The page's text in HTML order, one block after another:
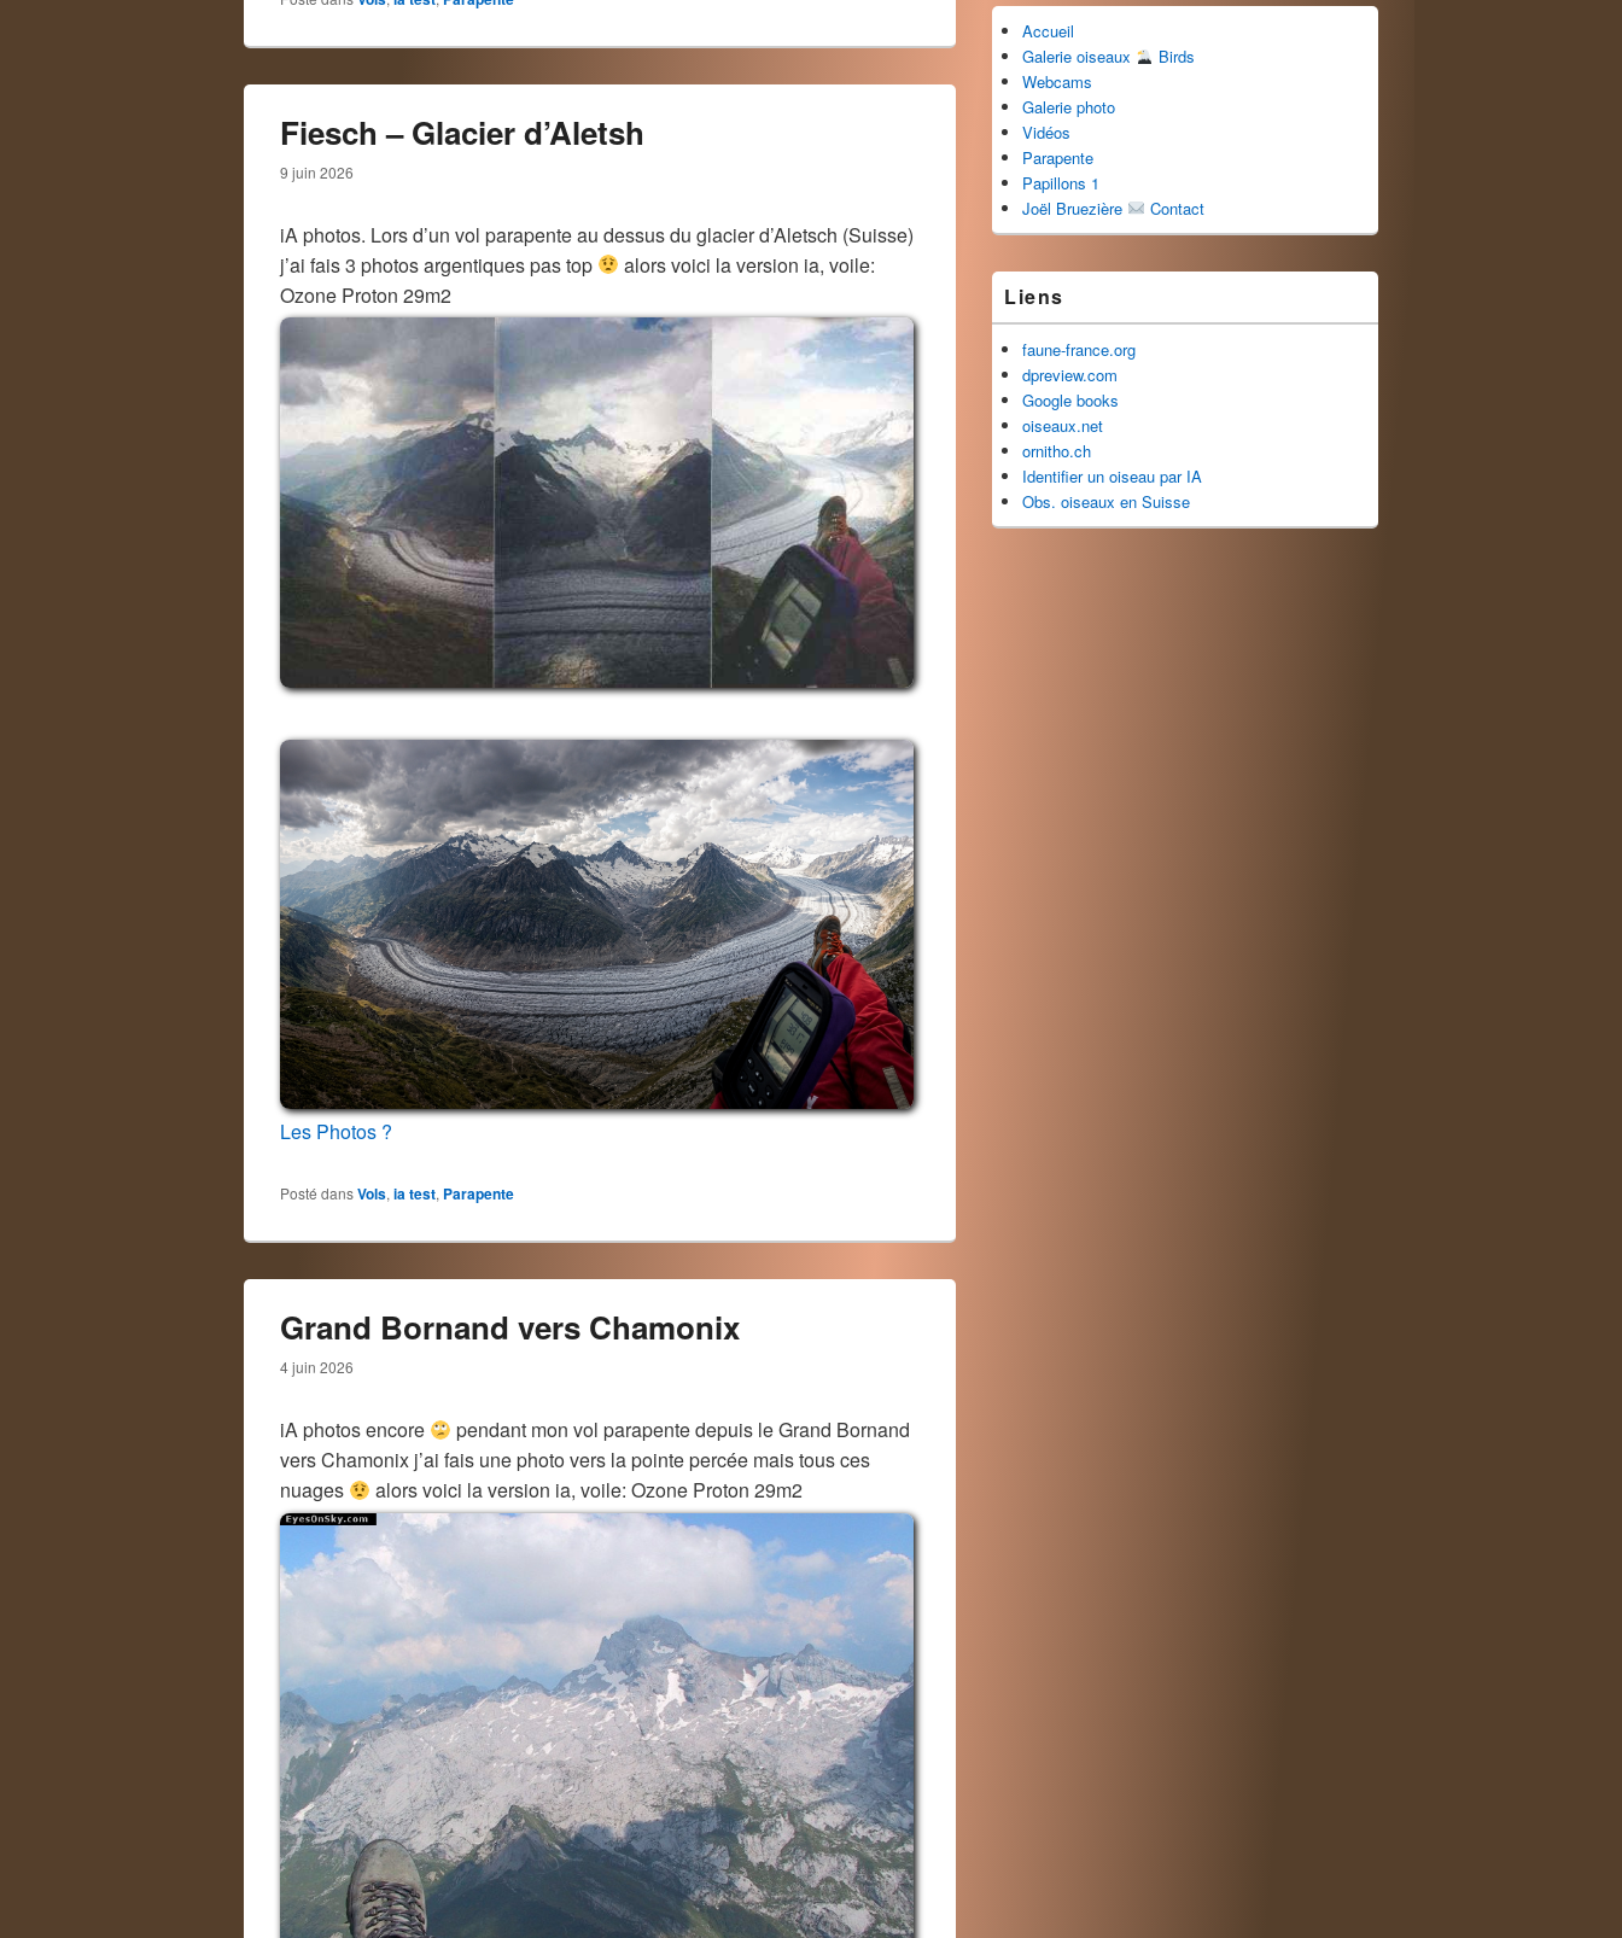
Fiesch – Glacier d’Aletsh
9 juin 2026
iA photos. Lors d’un vol parapente au dessus du glacier d’Aletsch (Suisse)
j’ai fais 3 photos argentiques pas top
alors voici la version ia, voile:
Ozone Proton 29m2
Les Photos ?
Posté dansVols, ia test, Parapente
Grand Bornand vers Chamonix
4 juin 2026
iA photos encore
pendant mon vol parapente depuis le Grand Bornand
vers Chamonix j’ai fais une photo vers la pointe percée mais tous ces
nuages
alors voici la version ia, voile: Ozone Proton 29m2
Accueil
Galerie oiseaux
Birds
Webcams
Galerie photo
Vidéos
Parapente
Papillons 1
Joël Bruezière
Contact
Liens
faune-france.org
dpreview.com
Google books
oiseaux.net
ornitho.ch
Identifier un oiseau par IA
Obs. oiseaux en Suisse